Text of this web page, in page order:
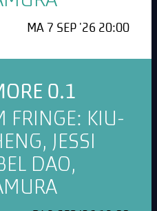
MA 7 SEP '26 20:00
0.1
FRINGE: KIU-
JESSI
DAO,